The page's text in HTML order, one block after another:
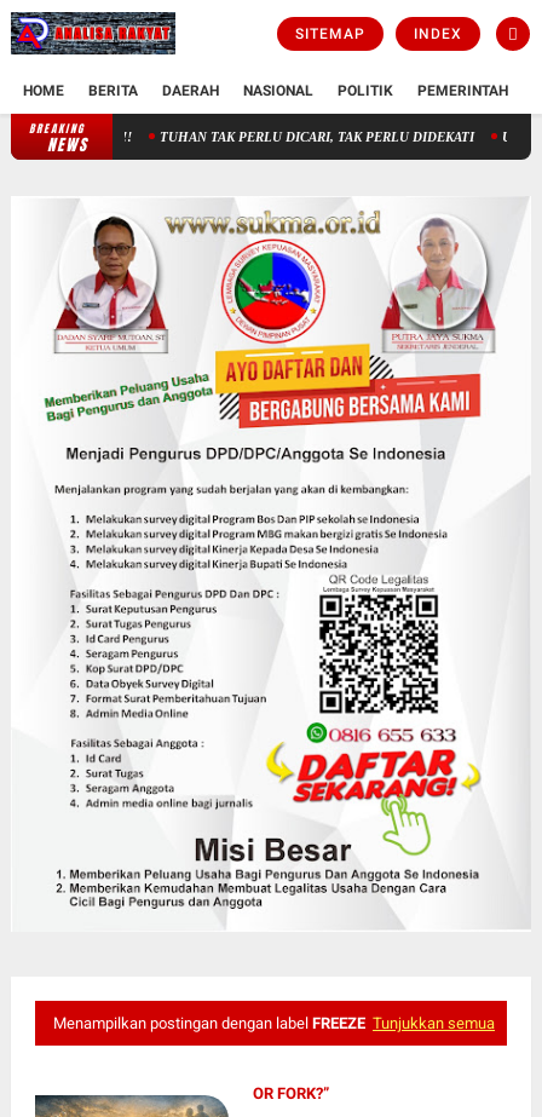
SITEMAP INDEX
HOME BERITA DAERAH NASIONAL POLITIK PEMERINTAH
BREAKING
NEWSTUHAN TAK PERLU DICARI, TAK PERLU DIDEKATI USIA HARAPAN
Menampilkan postingan dengan label FREEZE Tunjukkan semua
OR FORK?”